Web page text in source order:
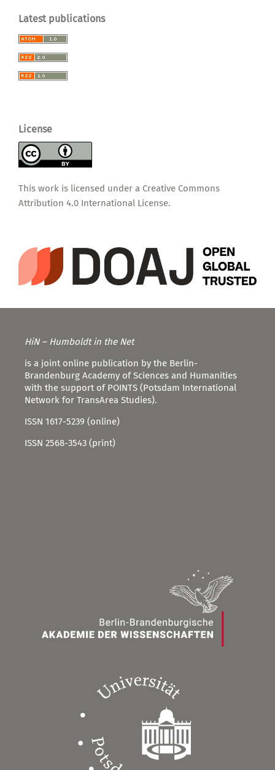
Latest publications
License
This work is licensed under a Creative Commons
Attribution 4.0 International License.
HiN – Humboldt in the Net
is a joint online publication by the Berlin-
Brandenburg Academy of Sciences and Humanities
with the support of POINTS (Potsdam International
Network for TransArea Studies).
ISSN 1617-5239 (online)
ISSN 2568-3543 (print)